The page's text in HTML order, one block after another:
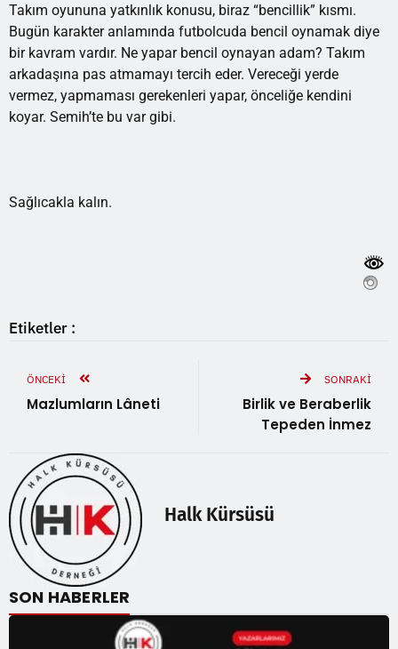
Takım oyununa yatkınlık konusu, biraz “bencillik” kısmı.
Bugün karakter anlamında futbolcuda bencil oynamak diye
bir kavram vardır. Ne yapar bencil oynayan adam? Takım
arkadaşına pas atmamayı tercih eder. Vereceği yerde
vermez, yapmaması gerekenleri yapar, önceliğe kendini
koyar. Semih’te bu var gibi.
Sağlıcakla kalın.
Etiketler :
ÖNCEKI
Mazlumların Lâneti
SONRAKI
Birlik ve Beraberlik
Tepeden İnmez
Halk Kürsüsü
SON HABERLER